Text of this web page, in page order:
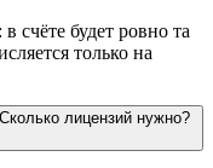
счёте будет ровно та
только на
лицензий нужно?